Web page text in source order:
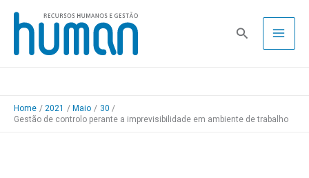
Skip
content
Pesquisa
Home 2021 Maio
30
Gestão de controlo perante a imprevisibilidade em ambiente de trabalho